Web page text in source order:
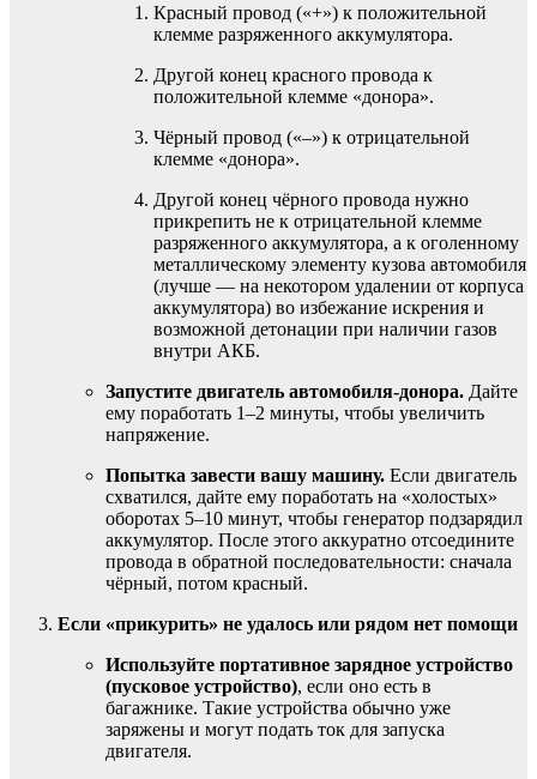
Красный провод («+») к положительной
клемме разряженного аккумулятора.
Другой конец красного провода к
положительной клемме «донора».
Чёрный провод («–») к отрицательной
клемме «донора».
Другой конец чёрного провода нужно
прикрепить не к отрицательной клемме
разряженного аккумулятора, а к оголенному
металлическому элементу кузова автомобиля
(лучше — на некотором удалении от корпуса
аккумулятора) во избежание искрения и
возможной детонации при наличии газов
внутри АКБ.
Запустите двигатель автомобиля-донора. Дайте
ему поработать 1–2 минуты, чтобы увеличить
напряжение.
Попытка завести вашу машину. Если двигатель
схватился, дайте ему поработать на «холостых»
оборотах 5–10 минут, чтобы генератор подзарядил
аккумулятор. После этого аккуратно отсоедините
провода в обратной последовательности: сначала
чёрный, потом красный.
Если «прикурить» не удалось или рядом нет помощи
Используйте портативное зарядное устройство
(пусковое устройство), если оно есть в
багажнике. Такие устройства обычно уже
заряжены и могут подать ток для запуска
двигателя.